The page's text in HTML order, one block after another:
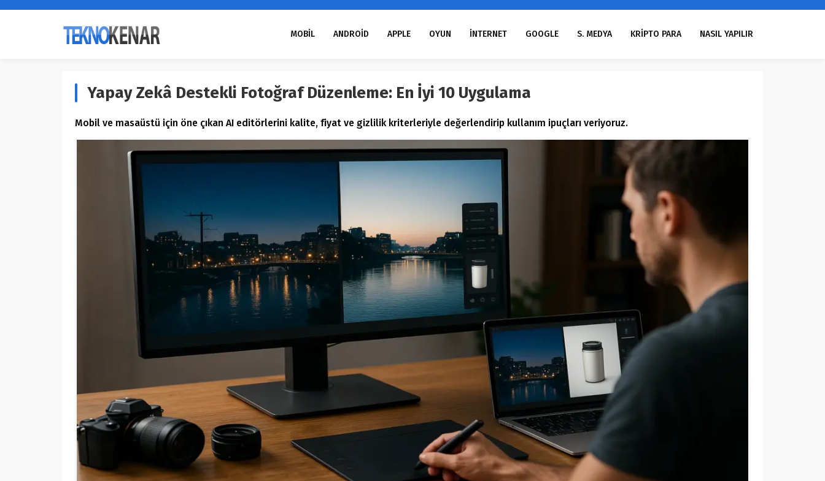
MOBİL ANDROİD APPLE OYUN İNTERNET GOOGLE S. MEDYA KRİPTO PARA NASIL YAPILIR
Yapay Zekâ Destekli Fotoğraf Düzenleme: En İyi 10 Uygulama
Mobil ve masaüstü için öne çıkan AI editörlerini kalite, fiyat ve gizlilik kriterleriyle değerlendirip kullanım ipuçları veriyoruz.